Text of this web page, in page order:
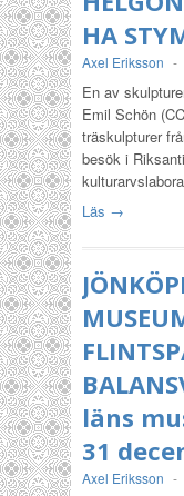
HA
Axel Eriksson -
En av
Emil Schön
träskulpturer
besök i
Läs →
läns
31
Axel Eriksson -